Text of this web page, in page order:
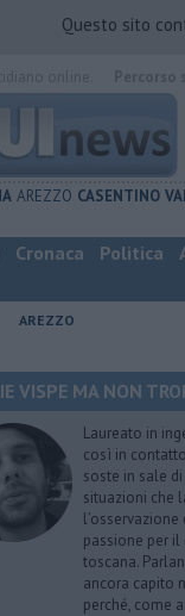
Questo sito
AREZZO CASENTINO
Cronaca Politica
AREZZO
VISPE MA NON
Laureato in
così in
soste in sale
situazioni che
passione per
toscana.
ancora capito
perché, come